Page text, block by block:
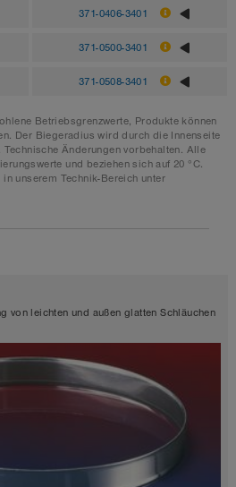
371-0406-3401
371-0500-3401
371-0508-3401
Betriebsgrenzwerte, Produkte können
Der Biegeradius wird durch die Innenseite
Änderungen vorbehalten. Alle
und beziehen sich auf 20 °C.
unserem Technik-Bereich unter
von leichten und außen glatten Schläuchen